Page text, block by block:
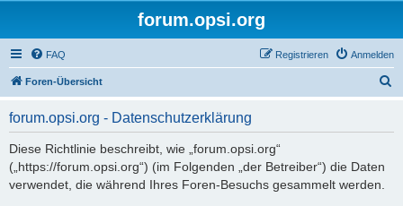
forum.opsi.org
FAQ Anmelden
Registrieren
Foren-Übersicht
forum.opsi.org - Datenschutzerklärung
Diese Richtlinie beschreibt, wie „forum.opsi.org“
(„https://forum.opsi.org“) (im Folgenden „der Betreiber“) die Daten
verwendet, die während Ihres Foren-Besuchs gesammelt werden.